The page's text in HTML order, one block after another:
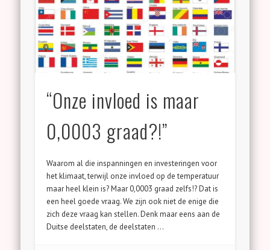
“Onze invloed is maar
0,0003 graad?!”
Waarom al die inspanningen en investeringen voor
het klimaat, terwijl onze invloed op de temperatuur
maar heel klein is? Maar 0,0003 graad zelfs!? Dat is
een heel goede vraag. We zijn ook niet de enige die
zich deze vraag kan stellen. Denk maar eens aan de
Duitse deelstaten, de deelstaten …